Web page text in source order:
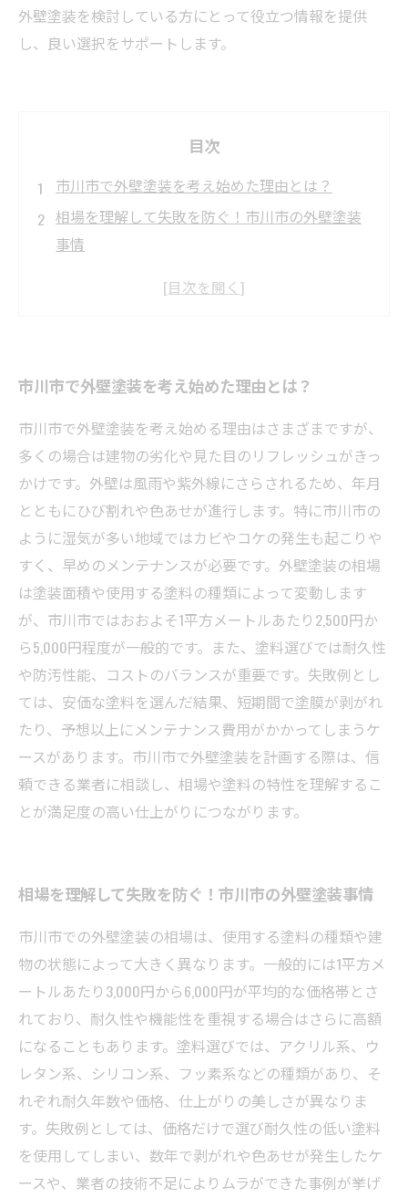
外壁塗装を検討している方にとって役立つ情報を提供
し、良い選択をサポートします。
目次
市川市で外壁塗装を考え始めた理由とは？
相場を理解して失敗を防ぐ！市川市の外壁塗装
事情
失敗を乗り越えた先にある、市川市での理想の
外壁塗装とは？
市川市の外壁塗装相場まとめ：安心して任せら
れる価格帯とは
塗料選びで後悔しないためのポイントとプロの
アドバイス
市川市で外壁塗装を考え始めた理由とは？
市川市で外壁塗装を考え始める理由はさまざまですが、
多くの場合は建物の劣化や見た目のリフレッシュがきっ
かけです。外壁は風雨や紫外線にさらされるため、年月
とともにひび割れや色あせが進行します。特に市川市の
ように湿気が多い地域ではカビやコケの発生も起こりや
すく、早めのメンテナンスが必要です。外壁塗装の相場
は塗装面積や使用する塗料の種類によって変動します
が、市川市ではおおよそ1平方メートルあたり2,500円か
ら5,000円程度が一般的です。また、塗料選びでは耐久性
や防汚性能、コストのバランスが重要です。失敗例とし
ては、安価な塗料を選んだ結果、短期間で塗膜が剥がれ
たり、予想以上にメンテナンス費用がかかってしまうケ
ースがあります。市川市で外壁塗装を計画する際は、信
頼できる業者に相談し、相場や塗料の特性を理解するこ
とが満足度の高い仕上がりにつながります。
相場を理解して失敗を防ぐ！市川市の外壁塗装事情
市川市での外壁塗装の相場は、使用する塗料の種類や建
物の状態によって大きく異なります。一般的には1平方メ
ートルあたり3,000円から6,000円が平均的な価格帯とさ
れており、耐久性や機能性を重視する場合はさらに高額
になることもあります。塗料選びでは、アクリル系、ウ
レタン系、シリコン系、フッ素系などの種類があり、そ
れぞれ耐久年数や価格、仕上がりの美しさが異なりま
す。失敗例としては、価格だけで選び耐久性の低い塗料
を使用してしまい、数年で剥がれや色あせが発生したケ
ースや、業者の技術不足によりムラができた事例が挙げ